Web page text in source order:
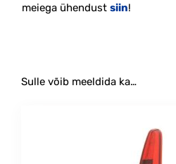
meiega ühendust siin!
Sulle võib meeldida ka…